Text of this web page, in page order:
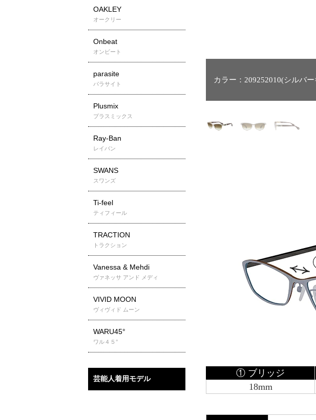
OAKLEY
オークリー
Onbeat
オンビート
parasite
パラサイト
Plusmix
プラスミックス
Ray-Ban
レイバン
SWANS
スワンズ
Ti-feel
ティフィール
TRACTION
トラクション
Vanessa & Mehdi
ヴァネッサ アンド メディ
VIVID MOON
ヴィヴィド ムーン
WARU45°
ワル４５°
芸能人着用モデル